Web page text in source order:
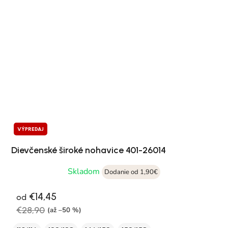
VÝPREDAJ
Dievčenské široké nohavice 401-26014
Skladom
Dodanie od 1,90€
od €14,45
€28,90 (až –50 %)